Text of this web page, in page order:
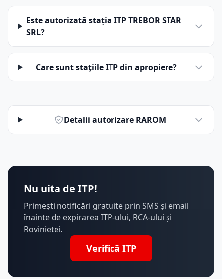
Este autorizată stația ITP TREBOR STAR
SRL?
Care sunt stațiile ITP din apropiere?
Detalii autorizare RAROM
Nu uita de ITP!
Primești notificări gratuite prin SMS și email
înainte de expirarea ITP-ului, RCA-ului și
Rovinietei.
Verifică ITP